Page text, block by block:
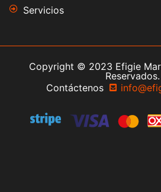
Servicios
Copyright © 2023 Efigie
Reservados.
Contáctenos
info